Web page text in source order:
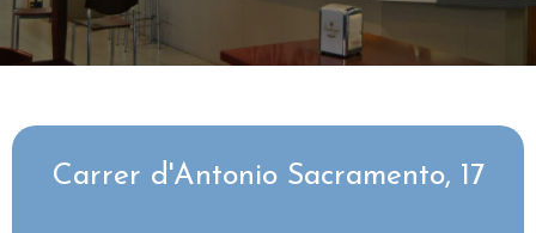
Carrer d'Antonio Sacramento, 17